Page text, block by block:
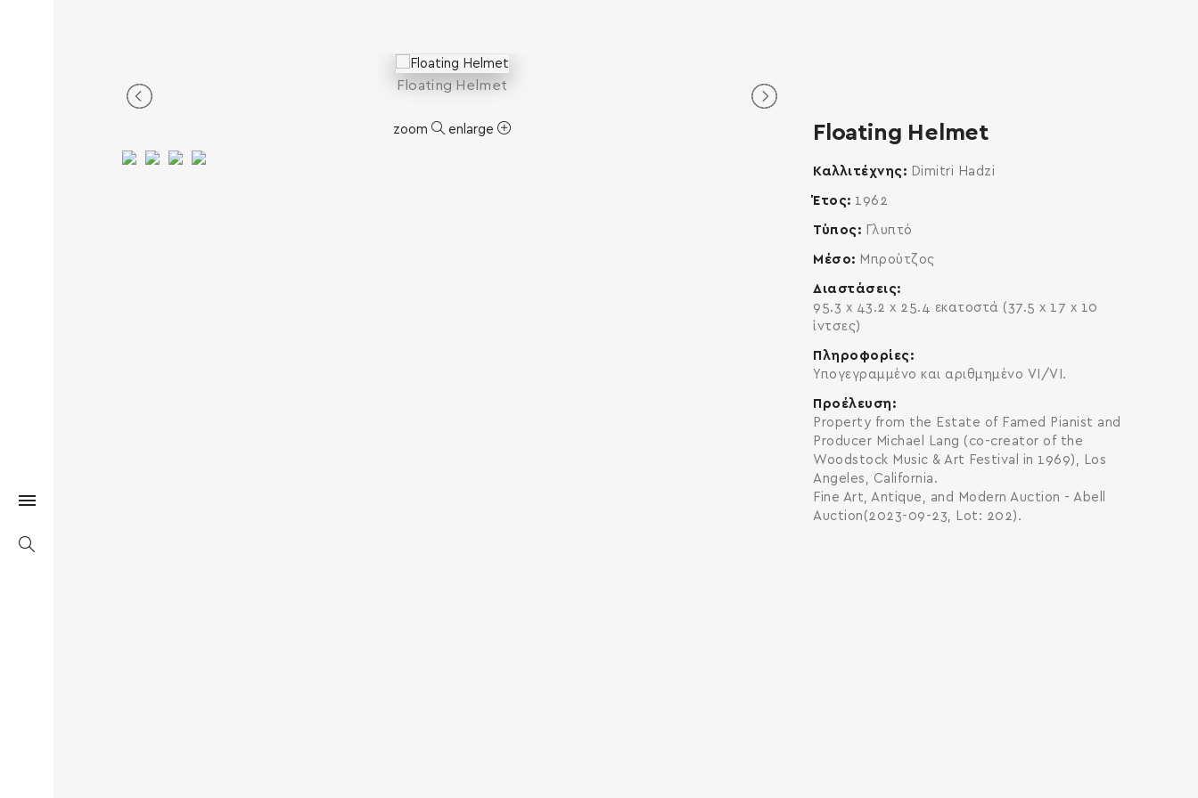
Floating Helmet
zoom enlarge Floating Helmet
Καλλιτέχνης Dimitri Hadzi
Έτος 1962
Τύπος Γλυπτό
Μέσο Μπρούτζος
Διαστάσεις
95.3 x 43.2 x 25.4 εκατοστά (37.5 x 17 x 10
ίντσες)
Πληροφορίες
Υπογεγραμμένο και αριθμημένο VI/VI.
Προέλευση
Property from the Estate of Famed Pianist and
Producer Michael Lang (co-creator of the
Woodstock Music & Art Festival in 1969), Los
Angeles, California.
Fine Art, Antique, and Modern Auction - Abell
Auction(2023-09-23, Lot: 202).